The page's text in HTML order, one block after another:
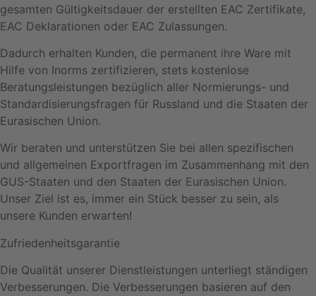
gesamten Gültigkeitsdauer der erstellten EAC Zertifikate,
EAC Deklarationen oder EAC Zulassungen.
Dadurch erhalten Kunden, die permanent ihre Ware mit
Hilfe von Inorms zertifizieren, stets kostenlose
Beratungsleistungen bezüglich aller Normierungs- und
Standardisierungsfragen für Russland und die Staaten der
Eurasischen Union.
Wir beraten und unterstützen Sie bei allen spezifischen
und allgemeinen Exportfragen im Zusammenhang mit den
GUS-Staaten und den Staaten der Eurasischen Union.
Unser Ziel ist es, immer ein Stück besser zu sein, als
unsere Kunden erwarten!
Zufriedenheitsgarantie
Die Qualität unserer Dienstleistungen unterliegt ständigen
Verbesserungen. Die Verbesserungen basieren auf den